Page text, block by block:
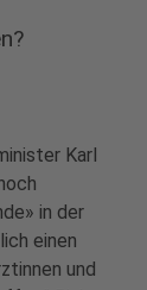
Karl
in der
einen
und